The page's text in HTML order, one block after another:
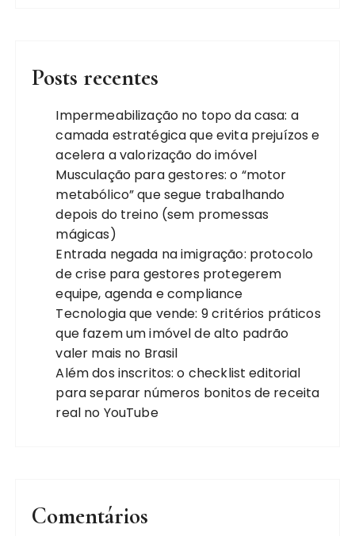
Posts recentes
Impermeabilização no topo da casa: a
camada estratégica que evita prejuízos e
acelera a valorização do imóvel
Musculação para gestores: o “motor
metabólico” que segue trabalhando
depois do treino (sem promessas
mágicas)
Entrada negada na imigração: protocolo
de crise para gestores protegerem
equipe, agenda e compliance
Tecnologia que vende: 9 critérios práticos
que fazem um imóvel de alto padrão
valer mais no Brasil
Além dos inscritos: o checklist editorial
para separar números bonitos de receita
real no YouTube
Comentários